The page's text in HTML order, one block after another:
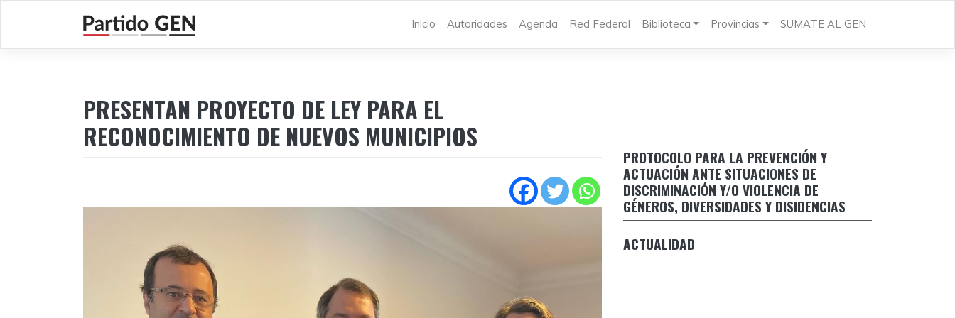
Inicio Autoridades Agenda Red Federal Biblioteca Provincias SUMATE AL GEN
PRESENTAN PROYECTO DE LEY PARA EL
RECONOCIMIENTO DE NUEVOS MUNICIPIOS
PROTOCOLO PARA LA PREVENCIÓN Y
ACTUACIÓN ANTE SITUACIONES DE
DISCRIMINACIÓN Y/O VIOLENCIA DE
GÉNEROS, DIVERSIDADES Y DISIDENCIAS
Protocolo para la prevención y actuación ante
situaciones de discriminación y/o violencia de
géneros, diversidades y disidencias
ACTUALIDAD
de CFK